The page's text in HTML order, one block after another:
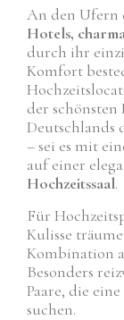
An den Ufern
Hotels,
durch ihr
Komfort
der
Deutschlands
– sei es mit
auf einer
Hochzeitssaal.
Für
Kulisse
Kombination
Besonders
Paare, die eine
suchen.